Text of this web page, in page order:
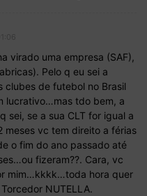
virado uma empresa (SAF),
Pelo q eu sei a
clubes de futebol no Brasil
lucrativo…mas tdo bem, a
sei, se a sua CLT for igual a
meses vc tem direito a férias
o fim do ano passado até
fizeram??. Cara, vc
mim…kkkk…toda hora quer
NUTELLA.